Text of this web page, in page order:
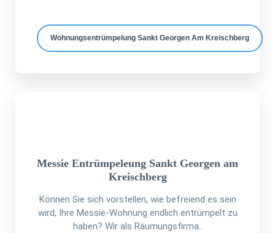
Wohnungsentrümpelung Sankt Georgen Am Kreischberg
Messie Entrümpeleung Sankt Georgen am
Kreischberg
Können Sie sich vorstellen, wie befreiend es sein
wird, Ihre Messie-Wohnung endlich entrümpelt zu
haben? Wir als Räumungsfirma..